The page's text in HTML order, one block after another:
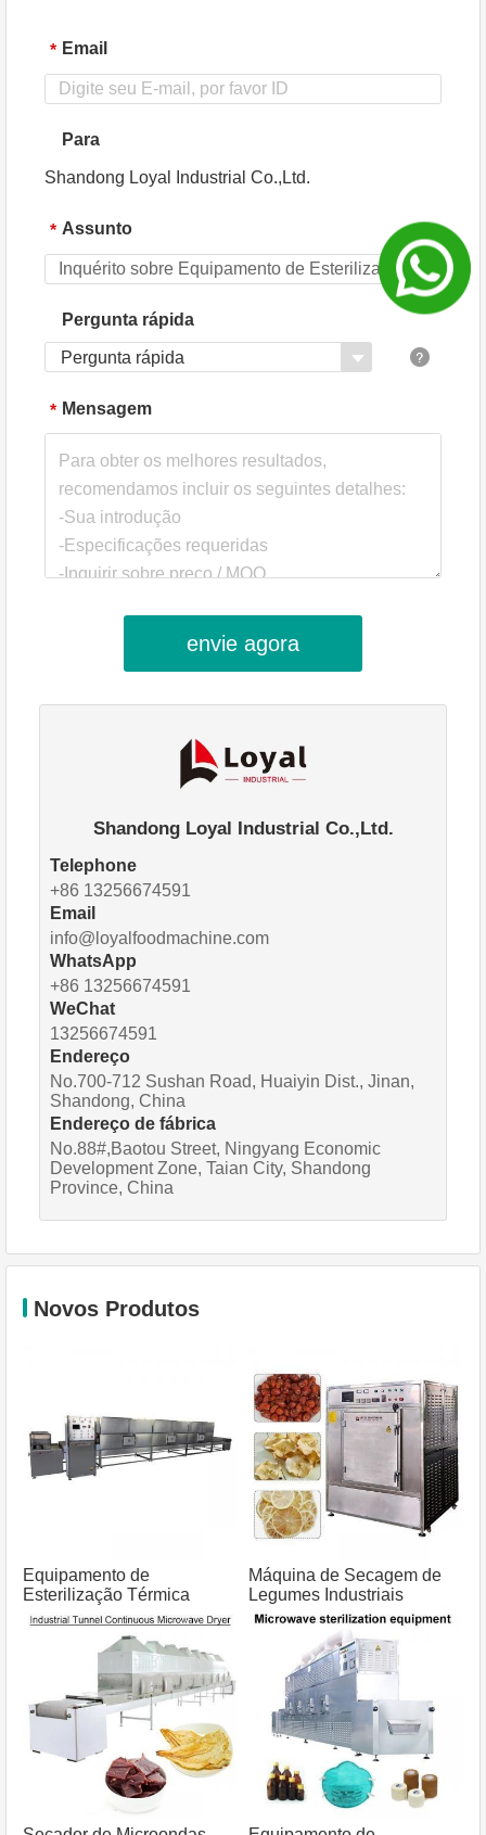
* Email
Para
Shandong Loyal Industrial Co.,Ltd.
* Assunto
Pergunta rápida
Pergunta rápida
* Mensagem
envie agora
Shandong Loyal Industrial Co.,Ltd.
Telephone
+86 13256674591
Email
info@loyalfoodmachine.com
WhatsApp
+86 13256674591
WeChat
13256674591
Endereço
No.700-712 Sushan Road, Huaiyin Dist., Jinan,
Shandong, China
Endereço de fábrica
No.88#,Baotou Street, Ningyang Economic
Development Zone, Taian City, Shandong
Province, China
Novos Produtos
Equipamento de
Esterilização Térmica
Assistida por Microondas
Máquina de Secagem de
Legumes Industriais